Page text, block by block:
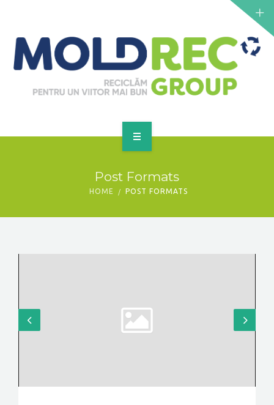
SERVICII
PUNCTE DE COLECTARE
Post Formats
HOME POST FORMATS